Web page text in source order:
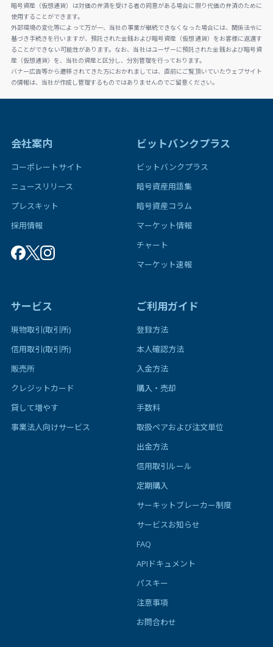
暗号資産（仮想通貨）は対価の弁済を受ける者の同意がある場合に限り代価の弁済のために
使用することができます。
外部環境の変化等によって万が一、当社の事業が継続できなくなった場合には、関係法令に
基づき手続きを行いますが、預託された金銭および暗号資産（仮想通貨）をお客様に返還す
ることができない可能性があります。なお、当社はユーザーに預託された金銭および暗号資
産（仮想通貨）を、当社の資産と区分し、分別管理を行っております。
バナー広告等から遷移されてきた方におかれましては、直前にご覧頂いていたウェブサイト
の情報は、当社が作成し管理するものではありませんのでご留意ください。
会社案内
コーポレートサイト
ニュースリリース
プレスキット
採用情報
ビットバンクプラス
ビットバンクプラス
暗号資産用語集
暗号資産コラム
マーケット情報
チャート
マーケット速報
サービス
現物取引(取引所)
信用取引(取引所)
販売所
クレジットカード
貸して増やす
事業法人向けサービス
ご利用ガイド
登録方法
本人確認方法
入金方法
購入・売却
手数料
取扱ペアおよび注文単位
出金方法
信用取引ルール
定期購入
サーキットブレーカー制度
サービスお知らせ
FAQ
APIドキュメント
パスキー
注意事項
お問合わせ